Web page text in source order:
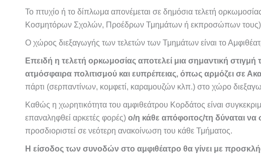
Το πτυχίο ή το δίπλωμα απονέμεται σε δημόσια τελετή
Κοσμητόρων Σχολών, Προέδρων Τμημάτων ή εκπροσώπων τους),
Ο χώρος διεξαγωγής των τελετών των Τμημάτων είναι το
Επειδή η τελετή ορκωμοσίας αποτελεί μια σημαντική στιγμή
ατμόσφαιρα πολιτισμού και ευπρέπειας, όπως αρμόζει σε
πάρτι (σερπαντίνων, κομφετί, καραμουζών κλπ.) στο χώρο
Καθώς η χωρητικότητα του αμφιθεάτρου Κορδάτος είναι
επαναληφθεί αρκετές φορές) ο/η κάθε απόφοιτος/τη δύναται
προσδιοριστεί σε νεότερη ανακοίνωση του κάθε Τμήματος.
Η είσοδος των συνοδών στο αμφιθέατρο θα γίνει με